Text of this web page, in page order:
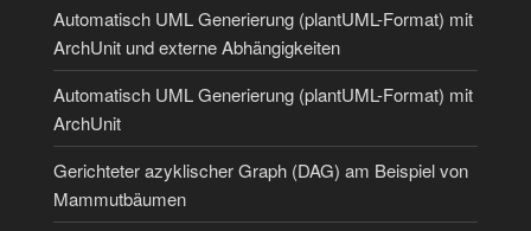
Automatisch UML Generierung (plantUML-Format) mit
ArchUnit und externe Abhängigkeiten
Automatisch UML Generierung (plantUML-Format) mit
ArchUnit
Gerichteter azyklischer Graph (DAG) am Beispiel von
Mammutbäumen